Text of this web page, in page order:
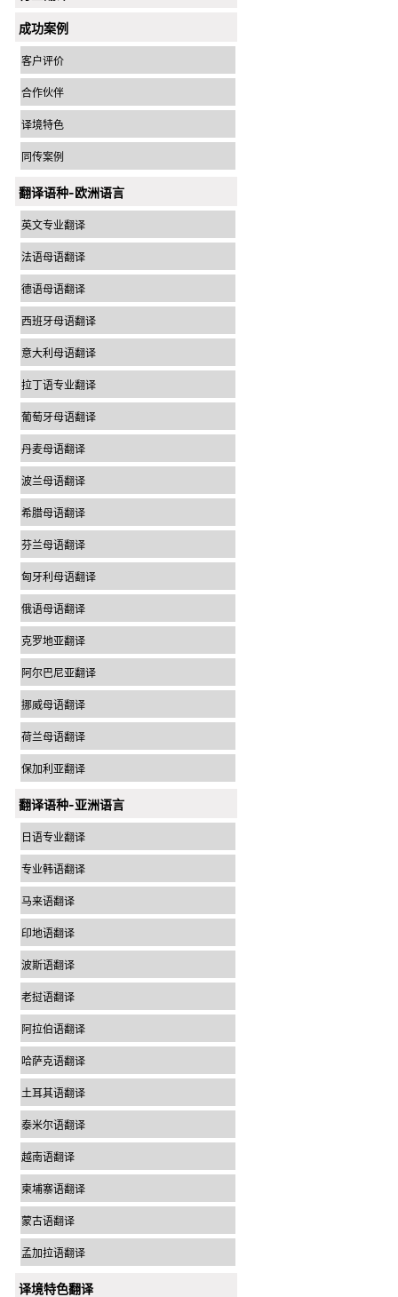
成功案例
客户评价
合作伙伴
译境特色
同传案例
翻译语种-欧洲语言
英文专业翻译
法语母语翻译
德语母语翻译
西班牙母语翻译
意大利母语翻译
拉丁语专业翻译
葡萄牙母语翻译
丹麦母语翻译
波兰母语翻译
希腊母语翻译
芬兰母语翻译
匈牙利母语翻译
俄语母语翻译
克罗地亚翻译
阿尔巴尼亚翻译
挪威母语翻译
荷兰母语翻译
保加利亚翻译
翻译语种-亚洲语言
日语专业翻译
专业韩语翻译
马来语翻译
印地语翻译
波斯语翻译
老挝语翻译
阿拉伯语翻译
哈萨克语翻译
土耳其语翻译
泰米尔语翻译
越南语翻译
柬埔寨语翻译
蒙古语翻译
孟加拉语翻译
译境特色翻译